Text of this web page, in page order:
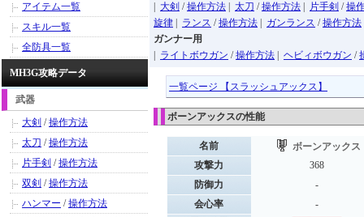
大剣 /操作方法 太刀 /操作方法 片手剣 /操
旋律
ランス /操作方法 ガンランス /操作方法
ガンナー用
ライトボウガン /操作方法 ヘビィボウガン /
一覧ページ 【スラッシュアックス】
ボーンアックスの性能
名前
ボーンアックス
攻撃力
368
防御力
-
会心率
-
アイテム一覧
スキル一覧
全防具一覧
MH3G攻略データ
武器
大剣 /操作方法
太刀 /操作方法
片手剣 /操作方法
双剣 /操作方法
ハンマー /操作方法